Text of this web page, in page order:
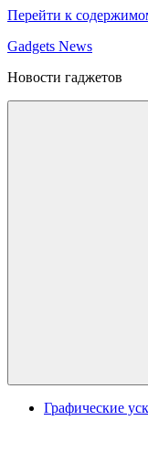
Перейти к
Gadgets News
Новости гаджетов
Графические